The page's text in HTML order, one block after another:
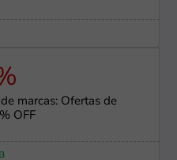
marcas: Ofertas de
OFF